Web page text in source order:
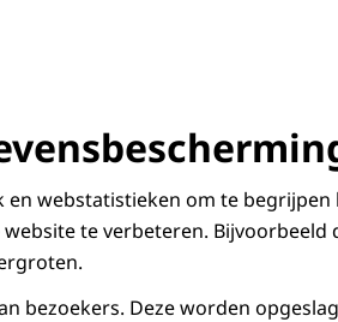
webstatistieken om te begrijpen
te verbeteren. Bijvoorbeeld
bezoekers. Deze worden